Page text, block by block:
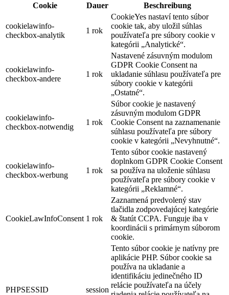
Cookie
Dauer Beschreibung
cookielawinfo-
checkbox-analytik
1 rok
CookieYes nastaví tento súbor
cookie tak, aby uložil súhlas
používateľa pre súbory cookie v
kategórii „Analytické“.
cookielawinfo-
checkbox-andere
1 rok
Nastavené zásuvným modulom
GDPR Cookie Consent na
ukladanie súhlasu používateľa pre
súbory cookie v kategórii
„Ostatné“.
cookielawinfo-
checkbox-notwendig
1 rok
Súbor cookie je nastavený
zásuvným modulom GDPR
Cookie Consent na zaznamenanie
súhlasu používateľa pre súbory
cookie v kategórii „Nevyhnutné“.
cookielawinfo-
checkbox-werbung
1 rok
Tento súbor cookie nastavený
doplnkom GDPR Cookie Consent
sa používa na uloženie súhlasu
používateľa pre súbory cookie v
kategórii „Reklamné“.
CookieLawInfoConsent 1 rok
Zaznamená predvolený stav
tlačidla zodpovedajúcej kategórie
& štatút CCPA. Funguje iba v
koordinácii s primárnym súborom
cookie.
PHPSESSID session
Tento súbor cookie je natívny pre
aplikácie PHP. Súbor cookie sa
používa na ukladanie a
identifikáciu jedinečného ID
relácie používateľa na účely